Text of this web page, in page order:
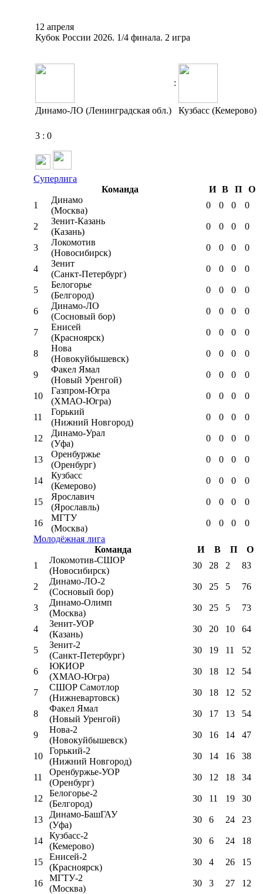
12 апреля
Кубок России 2026. 1/4 финала. 2 игра
:
Динамо-ЛО (Ленинградская обл.) Кузбасс (Кемерово)
3 : 0
Суперлига
Команда
И В П
О
1
Динамо
(Москва)
0 0 0 0
2
Зенит-Казань
(Казань)
0 0 0 0
3
Локомотив
(Новосибирск)
0 0 0 0
4
Зенит
(Санкт-Петербург)
0 0 0 0
5
Белогорье
(Белгород)
0 0 0 0
6
Динамо-ЛО
(Сосновый бор)
0 0 0 0
7
Енисей
(Красноярск)
0 0 0 0
8
Нова
(Новокуйбышевск)
0 0 0 0
9
Факел Ямал
(Новый Уренгой)
0 0 0 0
10
Газпром-Югра
(ХМАО-Югра)
0 0 0 0
11
Горький
(Нижний Новгород)
0 0 0 0
12
Динамо-Урал
(Уфа)
0 0 0 0
13
Оренбуржье
(Оренбург)
0 0 0 0
14
Кузбасс
(Кемерово)
0 0 0 0
15
Ярославич
(Ярославль)
0 0 0 0
16
МГТУ
(Москва)
0 0 0
0
Молодёжная лига
Команда
И В П
О
1
Локомотив-CШОР
(Новосибирск)
30 28 2 83
2
Динамо-ЛО-2
(Сосновый бор)
30 25 5 76
3
Динамо-Олимп
(Москва)
30 25 5 73
4
Зенит-УОР
(Казань)
30 20 10 64
5
Зенит-2
(Санкт-Петербург)
30 19 11 52
6
ЮКИОР
(ХМАО-Югра)
30 18 12 54
7
СШОР Самотлор
(Нижневартовск)
30 18 12 52
8
Факел Ямал
(Новый Уренгой)
30 17 13 54
9
Нова-2
(Новокуйбышевск)
30 16 14 47
10
Горький-2
(Нижний Новгород)
30 14 16 38
11
Оренбуржье-УОР
(Оренбург)
30 12 18 34
12
Белогорье-2
(Белгород)
30 11 19 30
13
Динамо-БашГАУ
(Уфа)
30 6 24 23
14
Кузбасс-2
(Кемерово)
30 6 24 18
15
Енисей-2
(Красноярск)
30 4 26 15
16
МГТУ-2
(Москва)
30 3 27 12